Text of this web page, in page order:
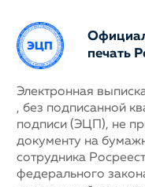
печать
Электронная
, без подписанной
подписи (ЭЦП), не
документу на
сотрудника
федерального